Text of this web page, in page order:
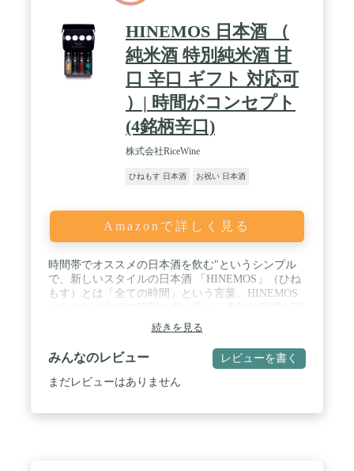
味わいと酸味/旨味が渾然とした味わい。常温で飲む
とナッツのような香りがより一層立ち上がり、熱燗
にすると更にキレが増していきます。どんな濃い味
わいの料理でも受け止めます。 / 受賞実績：フラン
スKuraMaster ゴールドメダル受賞（2022年度） / 日
本酒ギフトをお探しの方へ：商品にはパッケージが
付随しています(筒の色はお選びいただけませ
ん）。リボンラッピングもギフト設定から選択可能
です。 / 時間帯でオススメの日本酒を飲む"というシ
ンプルで、新しいスタイルの日本酒 「HINEMOS」
（ひねもす）とは「全ての時間」という言葉。
な時間を演出します。 全時間帯を飲むと、自然にさ
ークリング、にごり酒、パイナップルやマスカット
のようなフルーティーな香りがするもの、またはデ
ど、新感覚な日本酒から、伝統的でクラシックな味
わいなものまで幅広く構成されています。 ・一部商
品を除き、配送時に品質に変化がないと判断した時
く）。 ・到着後は、ボトル開封前であっても日光・
温度による品質低下を避けるため、お召し上がりに
なるまで冷蔵保存をお願いいたします。
HINEMOS 日本酒 （
純米酒 特別純米酒 甘
口 辛口 ギフト 対応可
）| 時間がコンセプト
(4銘柄辛口)
株式会社RiceWine
ひねもす 日本酒 お祝い 日本酒
Amazonで詳しく見る
時間帯でオススメの日本酒を飲む"というシンプル
で、新しいスタイルの日本酒 「HINEMOS」（ひね
もす）とは「全ての時間」という言葉。HINEMOS
出します。 全時間帯を飲むと、自然にさまざまな種
類の日本酒を体験することができます。 ひとつひと
つの銘柄は全く異なる味わいです。スパークリン
グ、にごり酒、パイナップルやマスカットのような
フルーティーな香りがするもの、またはデザートワ
続きを見る
みんなのレビュー レビューを書く
まだレビューはありません